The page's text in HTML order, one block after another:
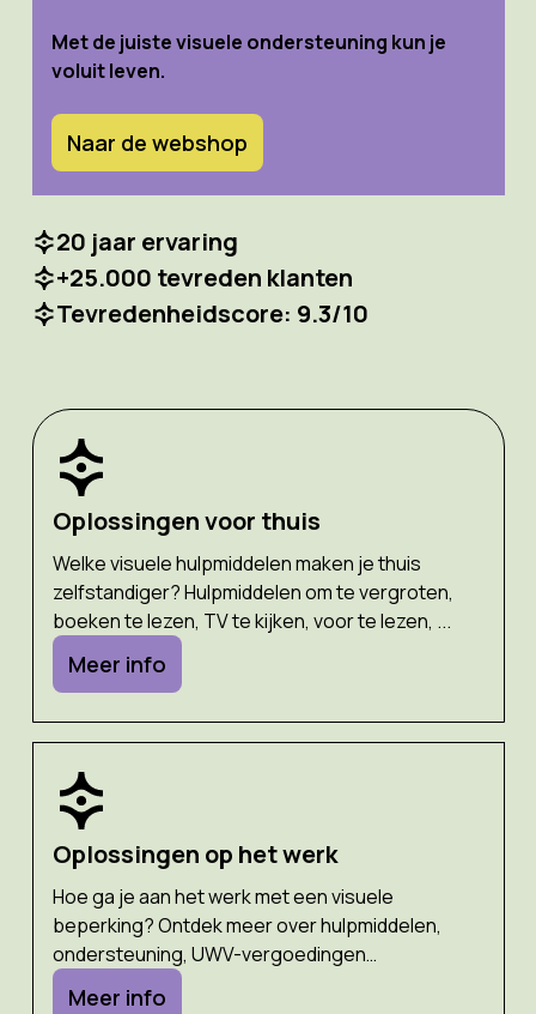
Met de juiste visuele ondersteuning kun je
voluit leven.
Naar de webshop
20 jaar ervaring
+25.000 tevreden klanten
Tevredenheidscore: 9.3/10
Oplossingen voor thuis
Welke visuele hulpmiddelen maken je thuis
zelfstandiger? Hulpmiddelen om te vergroten,
boeken te lezen, TV te kijken, voor te lezen, ...
Meer info
Oplossingen op het werk
Hoe ga je aan het werk met een visuele
beperking? Ontdek meer over hulpmiddelen,
ondersteuning, UWV-vergoedingen…
Meer info